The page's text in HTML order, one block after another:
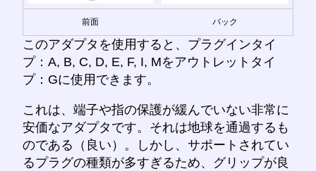
前面 バック
このアダプタを使用すると、プラグインタイ
プ：A, B, C, D, E, F, I, Mをアウトレットタイ
プ：Gに使用できます。
これは、端子や指の保護が緩んでいない非常に
安価なアダプタです。それは地球を通過するも
のである（良い）。しかし、サポートされてい
るプラグの種類が多すぎるため、グリップが良